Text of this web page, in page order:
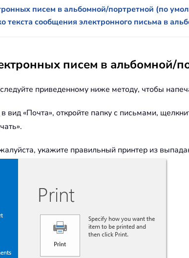
писем в альбомной/портретной (по
текста сообщения электронного письма в
писем в альбомной/
приведенному ниже методу, чтобы
вид «Почта», откройте папку с письмами,
укажите правильный принтер из